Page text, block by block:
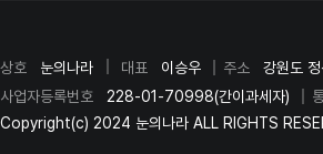
상호 눈의나라 대표 이승우 주소 강원도
사업자등록번호
228-01-70998(간이과세자)
Copyright(c) 2024 눈의나라 ALL RIGHTS